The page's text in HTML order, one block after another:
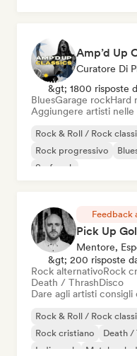
Amp’d Up
Curatore Di
&gt; 1800 risposte
BluesGarage rockHard
Aggiungere artisti
Rock & Roll / Rock
Rock progressivo
Surf rock
Pick Up
Mentore,
&gt; 200 risposte
Rock alternativoRock
Death / ThrashDisco
Dare agli artisti
Rock & Roll / Rock
Rock cristiano
Death /
Indie rock
Metal